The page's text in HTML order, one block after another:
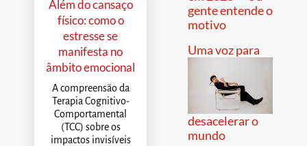
Além do cansaço
físico: como o
estresse se
manifesta no
âmbito emocional
A compreensão da
Terapia Cognitivo-
Comportamental
(TCC) sobre os
impactos invisíveis
gente entende o
motivo
Uma voz para
desacelerar o
mundo